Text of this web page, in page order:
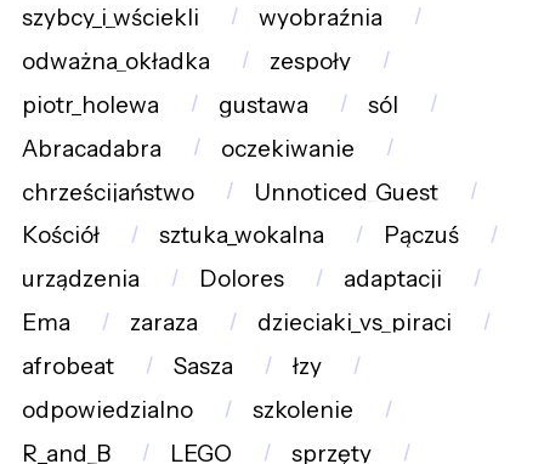
szybcy_i_wściekli
wyobraźnia
odważna_okładka
zespoły
piotr_holewa
gustawa
sól
Abracadabra
oczekiwanie
chrześcijaństwo
Unnoticed_Guest
Kościół
sztuka_wokalna
Pączuś
urządzenia
Dolores
adaptacji
Ema
zaraza
dzieciaki_vs_piraci
afrobeat
Sasza
łzy
odpowiedzialno
szkolenie
R_and_B
LEGO
sprzęty